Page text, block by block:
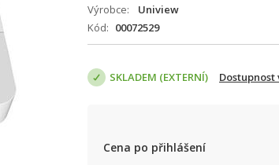
Výrobce Uniview
Kód
00072529
SKLADEM (EXTERNÍ)
Cena po přihlášení